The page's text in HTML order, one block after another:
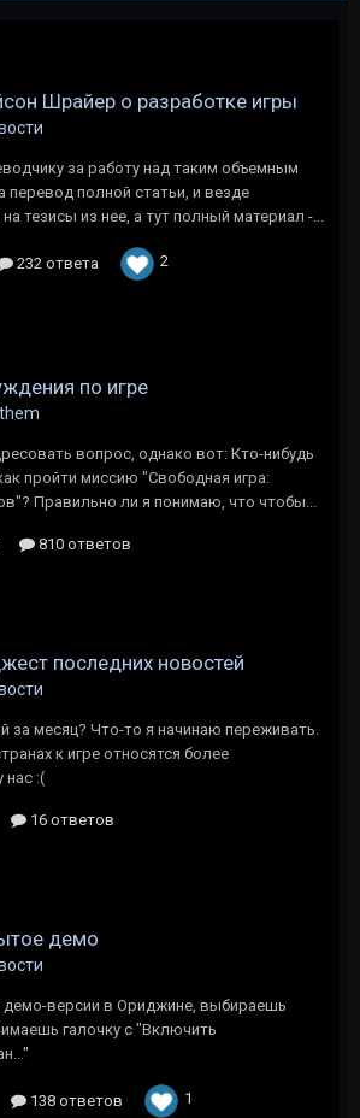
Шрайер о разработке игры
за работу над таким объемным
перевод полной статьи, и везде
тезисы из нее, а тут полный материал -...
232 ответа 2
по игре
вопрос, однако вот: Кто-нибудь
пройти миссию "Свободная игра:
Правильно ли я понимаю, что чтобы...
810 ответов
последних новостей
за месяц? Что-то я начинаю переживать.
к игре относятся более
нас :(
16 ответов
демо
версии в Ориджине, выбираешь
галочку с "Включить
138 ответов 1